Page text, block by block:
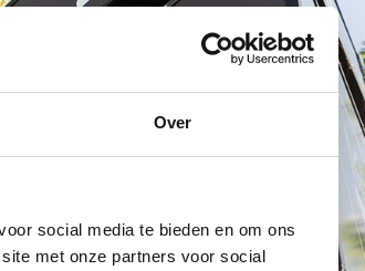
Over
social media te bieden en om ons
met onze partners voor social